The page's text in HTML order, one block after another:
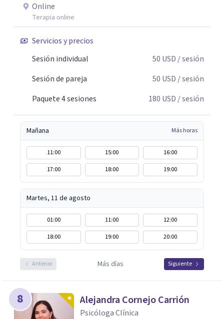
Online
Terapia online
Servicios y precios
Sesión individual
50 USD / sesión
Sesión de pareja
50 USD / sesión
Paquete 4 sesiones
180 USD / sesión
Mañana Más horas
11:00 15:00
16:00
17:00
18:00 19:00
Martes, 11 de agosto
01:00 11:00
12:00
18:00
19:00 20:00
Anterior Más días Siguiente
8 Alejandra Cornejo Carrión
Psicóloga Clínica